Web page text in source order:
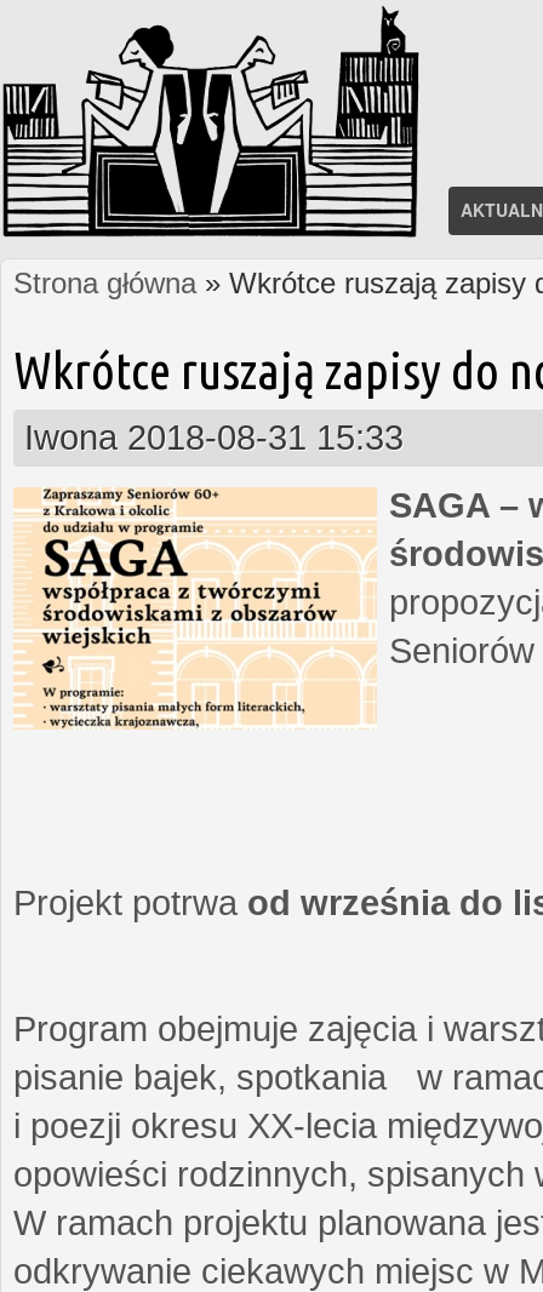
Jesteś tutaj
Strona główna» Wkrótce ruszają zapisy
Wkrótce ruszają zapisy do
Iwona 2018-08-31 15:33
SAGA –
Projekt potrwa od września do
Program obejmuje zajęcia i
pisanie bajek, spotkania w
i poezji okresu XX-lecia
opowieści rodzinnych,
W ramach projektu planowana
odkrywanie ciekawych miejsc w